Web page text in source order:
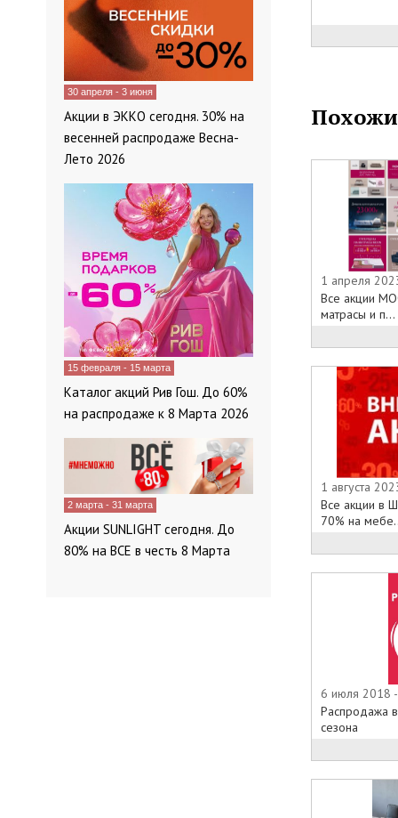
во всех
диваны
Обивочный
,
мех, Шенил ,
мировых
удобства
ткань и
материал
только у вас.
Фабрика 8
Мягкая
пользуется
российском
Изменяются
лучше
своей
полно
компания 8
Каталоги
новинки
описанием
увидеть как
образом
интерьер
1 апреля
Все акции
матрасы и п...
1 августа
Все акции в
70% на
6 июля 2018
Распродажа
сезона
30 апреля - 3 июня
Акции в ЭККО сегодня. 30% на
весенней распродаже Весна-
Лето 2026
15 февраля - 15 марта
Каталог акций Рив Гош. До 60%
на распродаже к 8 Марта 2026
2 марта - 31 марта
Акции SUNLIGHT сегодня. До
80% на ВСЕ в честь 8 Марта